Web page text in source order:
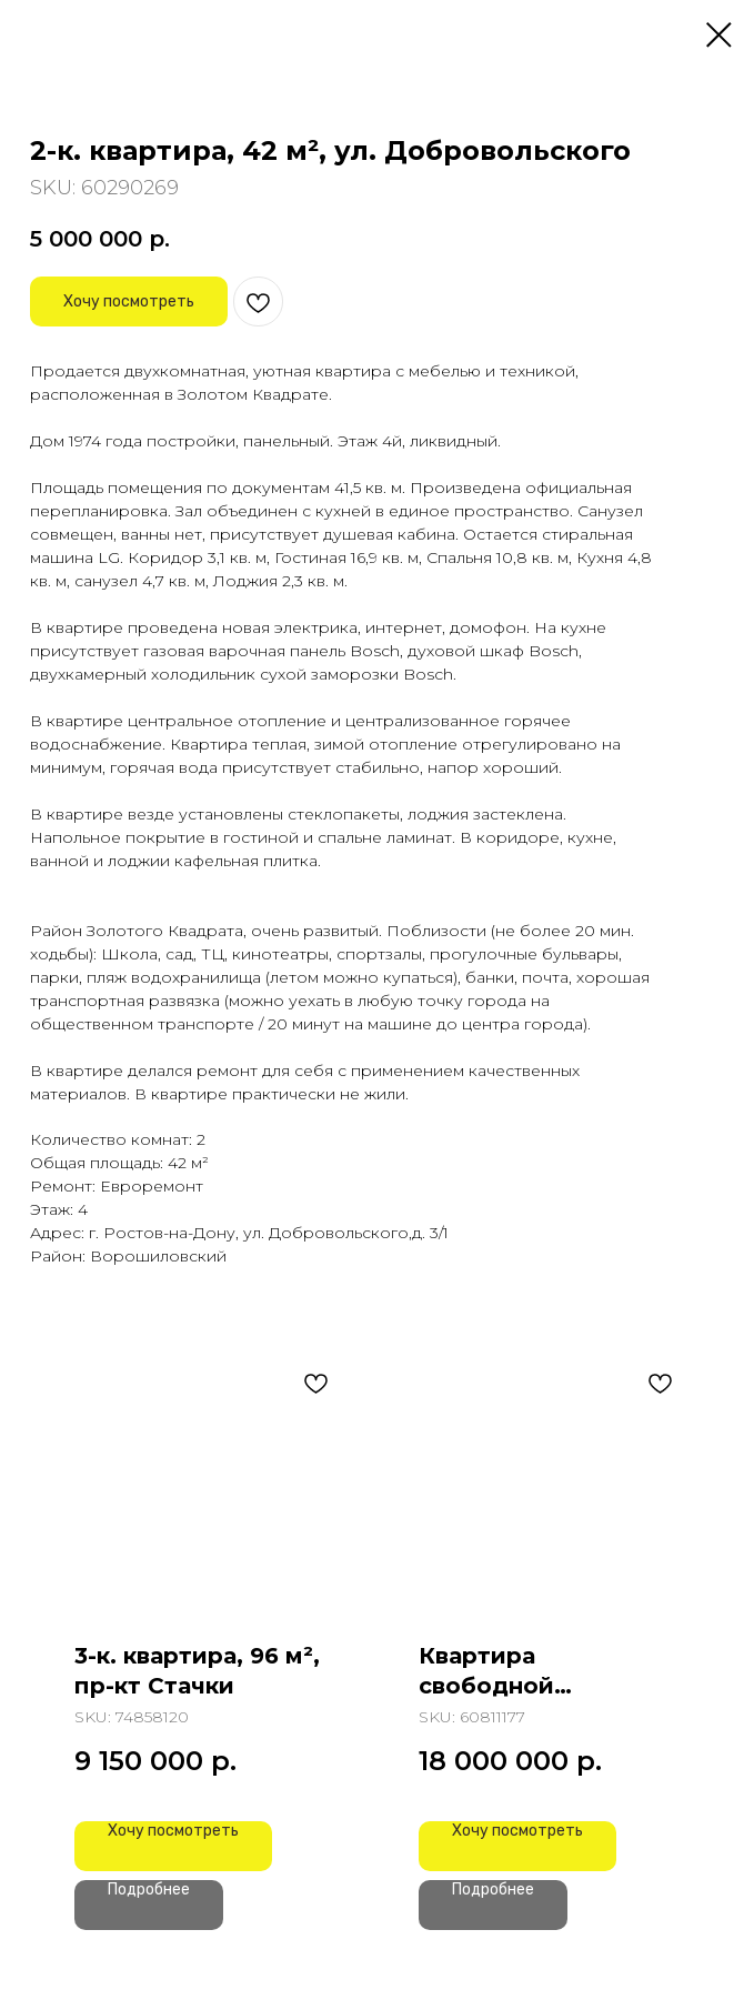
2-к. квартира, 42 м², ул. Добровольского
SKU: 60290269
5 000 000 р.
Хочу посмотреть
Продается двухкомнатная, уютная квартира с мебелью и техникой,
расположенная в Золотом Квадрате.
Дом 1974 года постройки, панельный. Этаж 4й, ликвидный.
Площадь помещения по документам 41,5 кв. м. Произведена официальная
перепланировка. Зал объединен с кухней в единое пространство. Санузел
совмещен, ванны нет, присутствует душевая кабина. Остается стиральная
машина LG. Коридор 3,1 кв. м, Гостиная 16,9 кв. м, Спальня 10,8 кв. м, Кухня 4,8
кв. м, санузел 4,7 кв. м, Лоджия 2,3 кв. м.
В квартире проведена новая электрика, интернет, домофон. На кухне
присутствует газовая варочная панель Bosch, духовой шкаф Bosch,
двухкамерный холодильник сухой заморозки Bosch.
В квартире центральное отопление и централизованное горячее
водоснабжение. Квартира теплая, зимой отопление отрегулировано на
минимум, горячая вода присутствует стабильно, напор хороший.
В квартире везде установлены стеклопакеты, лоджия застеклена.
Напольное покрытие в гостиной и спальне ламинат. В коридоре, кухне,
ванной и лоджии кафельная плитка.
Район Золотого Квадрата, очень развитый. Поблизости (не более 20 мин.
ходьбы): Школа, сад, ТЦ, кинотеатры, спортзалы, прогулочные бульвары,
парки, пляж водохранилища (летом можно купаться), банки, почта, хорошая
транспортная развязка (можно уехать в любую точку города на
общественном транспорте / 20 минут на машине до центра города).
В квартире делался ремонт для себя с применением качественных
материалов. В квартире практически не жили.
Количество комнат: 2
Общая площадь: 42 м²
Ремонт: Евроремонт
Этаж: 4
Адрес: г. Ростов-на-Дону, ул. Добровольского,д. 3/1
Район: Ворошиловский
3-к. квартира, 96 м²,
пр-кт Стачки
SKU: 74858120
9 150 000 р.
Хочу посмотреть
Подробнее
Квартира
свободной
планировки, 156 м²,
ул. Очаковская
SKU: 60811177
18 000 000 р.
Хочу посмотреть
Подробнее